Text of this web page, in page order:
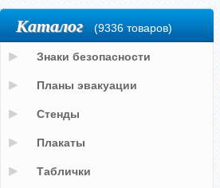
Каталог (9336 товаров)
Знаки безопасности
Планы эвакуации
Стенды
Плакаты
Таблички